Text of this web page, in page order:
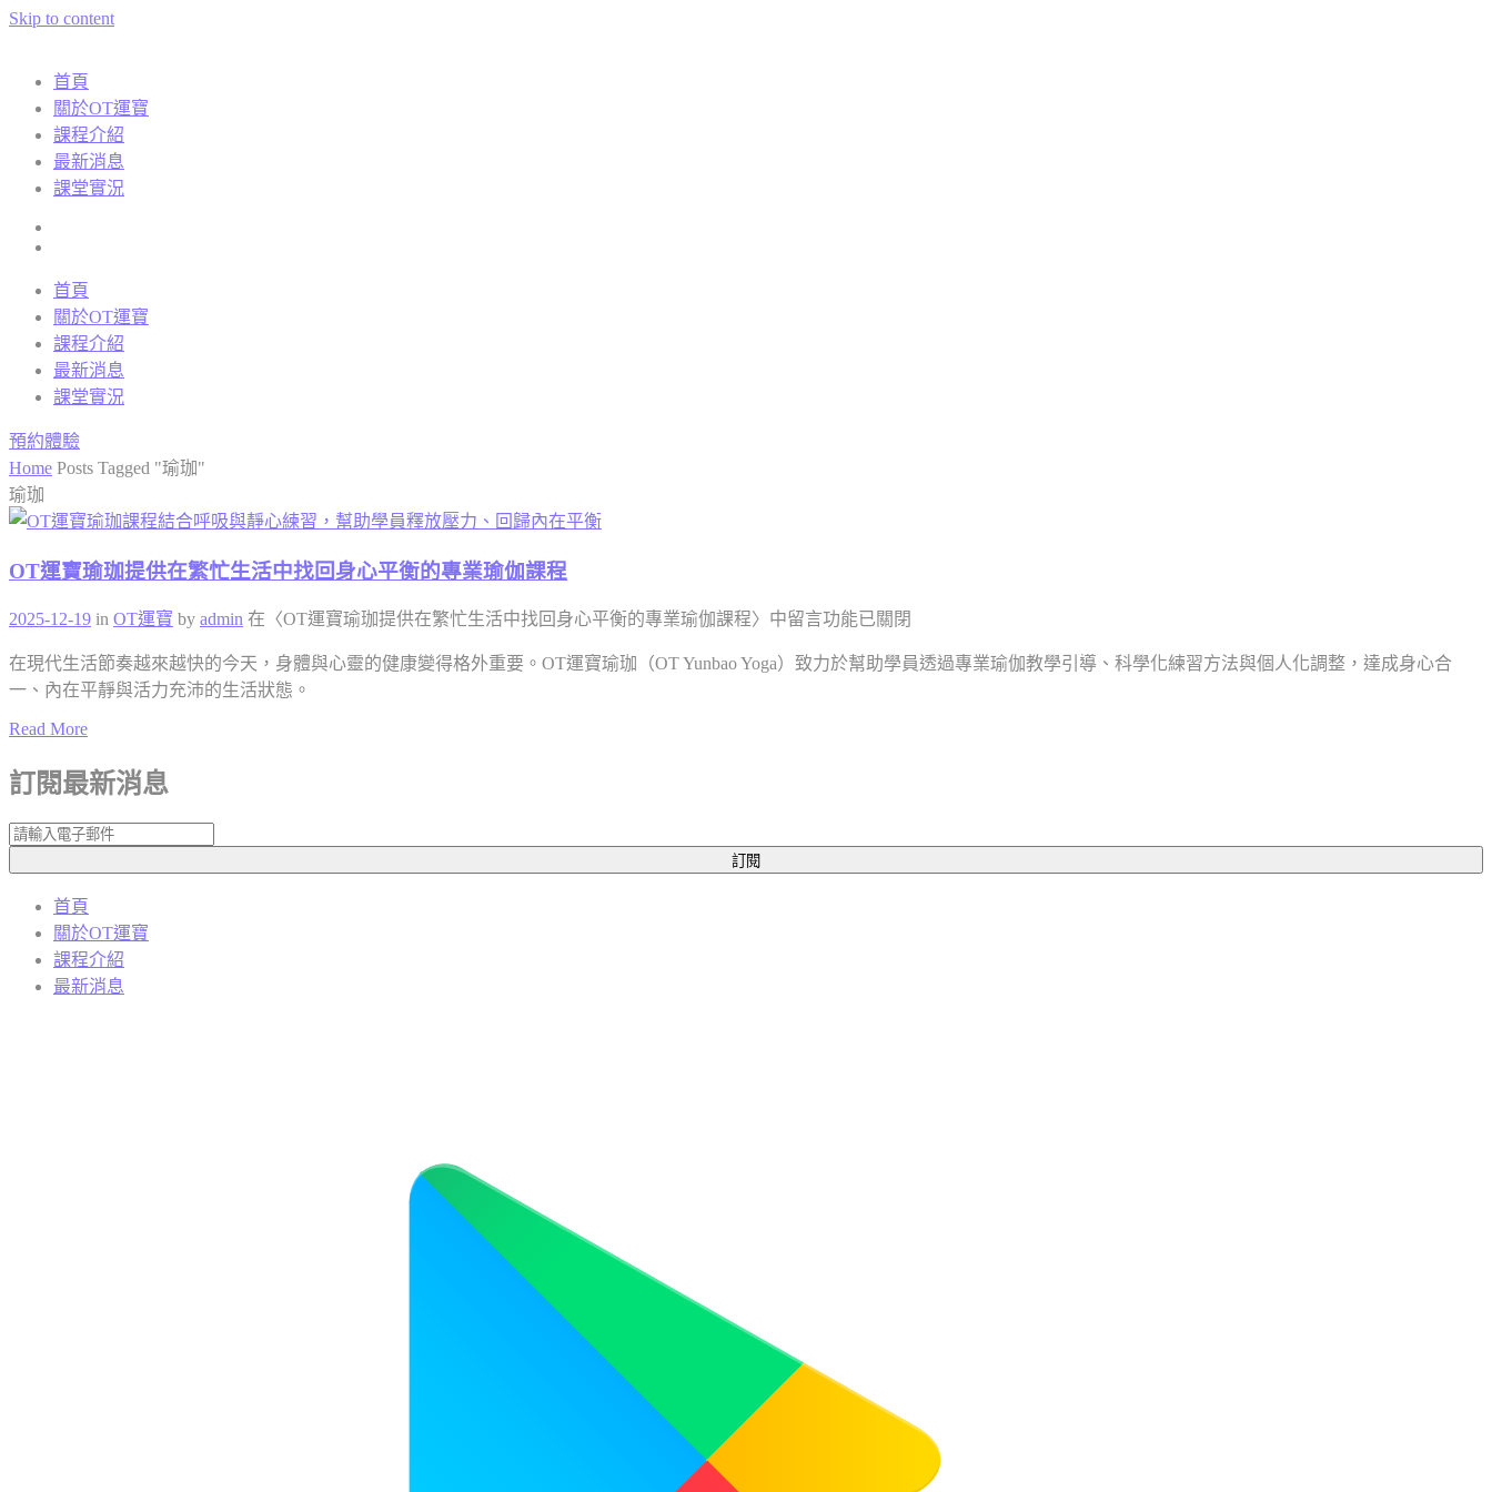
Skip to content
首頁
關於OT運寶
課程介紹
最新消息
課堂實況
首頁
關於OT運寶
課程介紹
最新消息
課堂實況
預約體驗
Home Posts Tagged "瑜珈"
瑜珈
OT運寶瑜珈提供在繁忙生活中找回身心平衡的專業瑜伽課程
2025-12-19 in OT運寶 by admin 在〈OT運寶瑜珈提供在繁忙生活中找回身心平衡的專業瑜伽課程〉中留言功能已關閉
在現代生活節奏越來越快的今天，身體與心靈的健康變得格外重要。OT運寶瑜珈（OT Yunbao Yoga）致力於幫助學員透過專業瑜伽教學引導、科學化練習方法與個人化調整，達成身心合
一、內在平靜與活力充沛的生活狀態。
Read More
訂閱最新消息
訂閱
首頁
關於OT運寶
課程介紹
最新消息